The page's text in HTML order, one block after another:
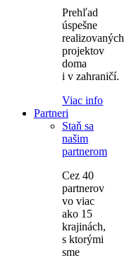
Prehľad
úspešne
realizovaných
projektov
doma
i v zahraničí.
Viac info
Partneri
Staň sa
našim
partnerom
Cez 40
partnerov
vo viac
ako 15
krajinách,
s ktorými
sme